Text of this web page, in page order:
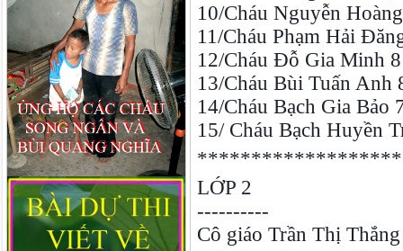
10/Cháu Nguyễn
11/Cháu Phạm Hải
12/Cháu Đỗ Gia Minh
13/Cháu Bùi Tuấn Anh
14/Cháu Bạch Gia Bảo
15/ Cháu Bạch Huyền
LỚP 2
----------
Cô giáo Trần Thị